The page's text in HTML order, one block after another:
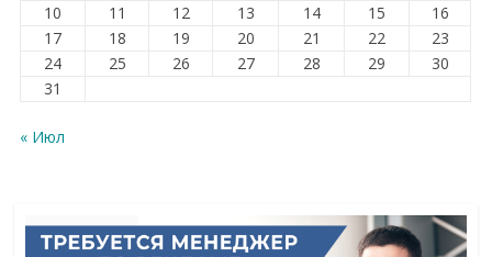
10
11 12 13 14 15
16
17
18 19 20 21 22
23
24
25 26 27 28 29
30
31
« Июл